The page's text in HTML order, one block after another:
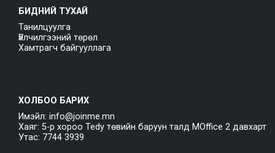
БИДНИЙ ТУХАЙ
Танилцуулга
Үйлчилгээний төрөл
Хамтрагч байгууллага
ХОЛБОО БАРИХ
Имэйл: info@joinme.mn
Хаяг: 5-р хороо Tedy төвийн баруун талд MOffice 2 давхарт
Утас: 7744 3939